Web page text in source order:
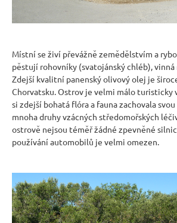
Místní se živí převážně zemědělstvím a
pěstují rohovníky (svatojánský chléb), vinná
Zdejší kvalitní panenský olivový olej je
Chorvatsku. Ostrov je velmi málo turisticky
si zdejší bohatá flóra a fauna zachovala
mnoha druhy vzácných středomořských
ostrově nejsou téměř žádné zpevněné
používání automobilů je velmi omezen.